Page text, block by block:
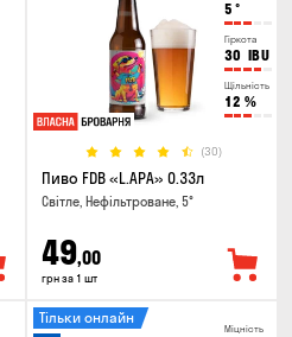
5 °
Гіркота
30 IBU
Щільність
12 %
(30)
Пиво FDB «L.APA» 0.33л
Світле, Нефільтроване, 5°
49,00
грн за 1 шт
Міцність
Тільки онлайн